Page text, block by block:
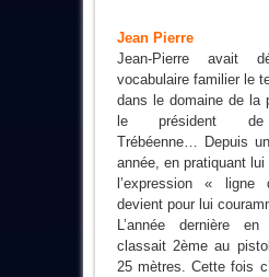
Jean Pierre
Jean-Pierre avait
vocabulaire familier le
dans le domaine de la
le président de
Trébéenne… Depuis
année, en pratiquant
l’expression «
devient pour lui
L’année dernière
classait 2ème au
25 mètres. Cette fois